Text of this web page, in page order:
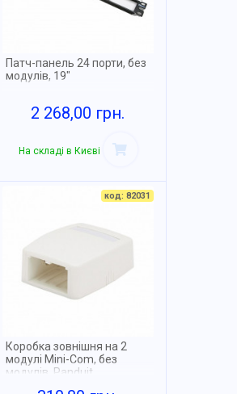
Патч-панель 24 порти, без
модулів, 19"
2 268,00 грн.
На складі в Києві
код: 82031
Коробка зовнішня на 2
модулі Mini-Com, без
модулів, Panduit